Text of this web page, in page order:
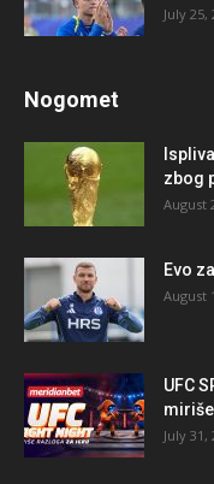
July 25,
Nogomet
zbog
August
Evo
August
UFC
July 31,